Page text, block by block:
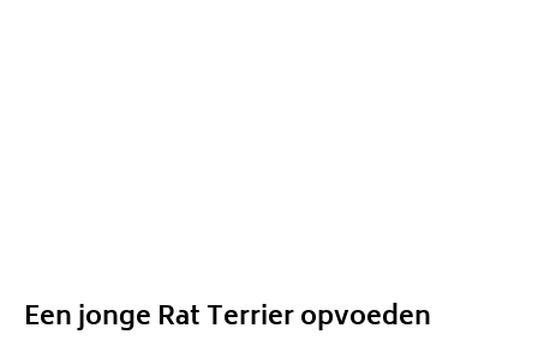
Een jonge Rat Terrier opvoeden